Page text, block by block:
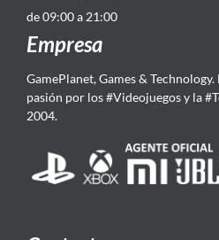
de 09:00 a 21:00
Empresa
GamePlanet, Games &
pasión por los #Videojuegos y la
2004.